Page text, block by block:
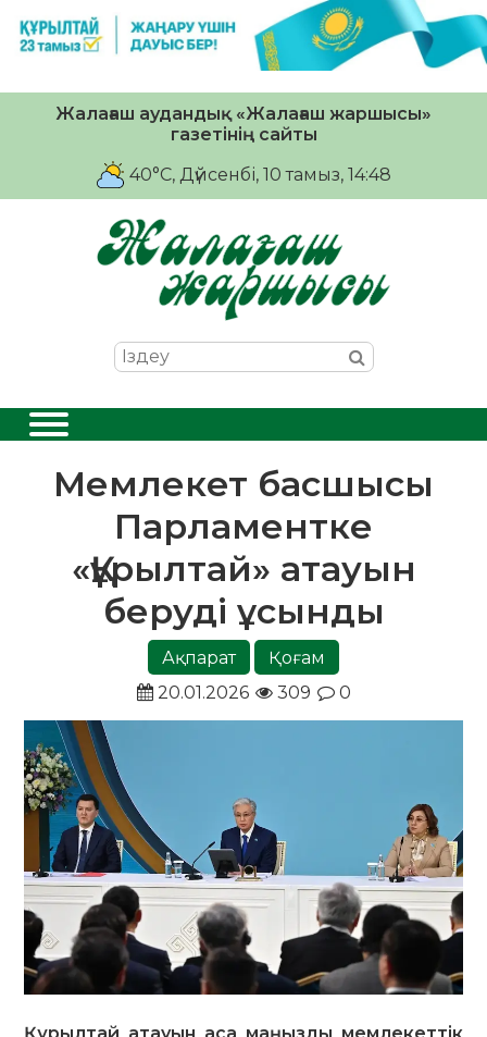
Жалағаш аудандық «Жалағаш жаршысы»
газетінің сайты
40°C, Дүйсенбі, 10 тамыз, 14:48
Мемлекет басшысы
Парламентке
«Құрылтай» атауын
беруді ұсынды
Ақпарат
Қоғам
20.01.2026
309 0